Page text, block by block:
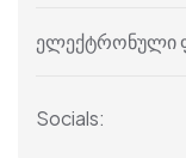
ელექტრონული
Socials: